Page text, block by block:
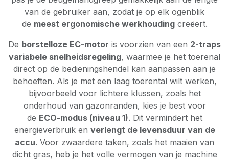
van de gebruiker aan, zodat je op elk ogenblik
de meest ergonomische werkhoudingcreëert.
De borstelloze EC-motor is voorzien van een 2-traps
variabele snelheidsregeling, waarmee je het toerenal
direct op de bedieningshendel kan aanpassen aan je
behoeften. Als je met een laag toerental wilt werken,
bijvoorbeeld voor lichtere klussen, zoals het
onderhoud van gazonranden, kies je best voor
de ECO-modus (niveau 1). Dit vermindert het
energieverbruik en verlengt de levensduur van de
accu. Voor zwaardere taken, zoals het maaien van
dicht gras, heb je het volle vermogen van je machine